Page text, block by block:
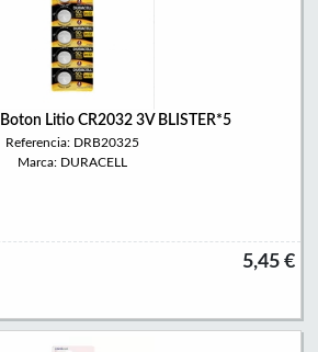
Litio CR2032 3V BLISTER*5
Referencia: DRB20325
Marca: DURACELL
5,45 €